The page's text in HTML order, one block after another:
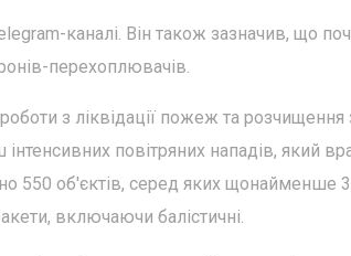
каналі. Він також зазначив, що
перехоплювачів.
з ліквідації пожеж та розчищення
інтенсивних повітряних нападів, який
550 об'єктів, серед яких щонайменше
включаючи балістичні.